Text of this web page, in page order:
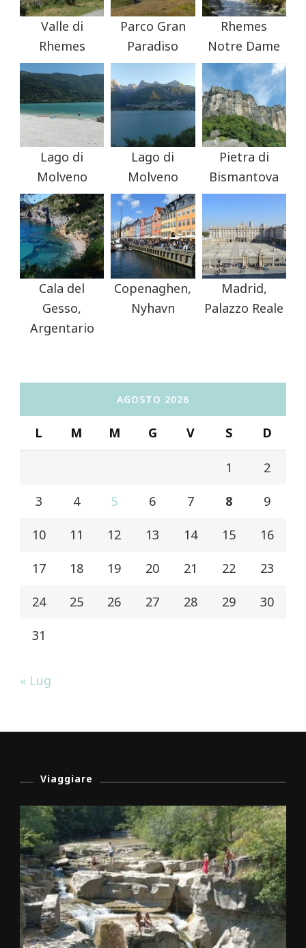
Valle di
Rhemes
Parco Gran
Paradiso
Rhemes
Notre Dame
Lago di
Molveno
Lago di
Molveno
Pietra di
Bismantova
Cala del
Gesso,
Argentario
Copenaghen,
Nyhavn
Madrid,
Palazzo Reale
AGOSTO 2026
L M M G V S D
1 2
3 4 5 6 7 8 9
10 11 12 13 14 15 16
17 18 19 20 21 22 23
24 25 26 27 28 29 30
31
« Lug
Viaggiare